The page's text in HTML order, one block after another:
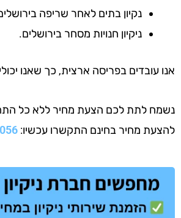
נקיון בתים לאחר שריפה
ניקיון חנויות מסחר בירושלים.
אנו עובדים בפריסה ארצית, כך שאנו
נשמח לתת לכם הצעת מחיר ללא כל
להצעת מחיר בחינם התקשרו עכשיו: